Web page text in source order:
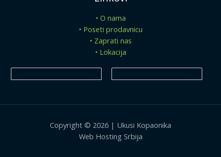
• O nama
• Poseti prodavnicu
• Zaprati nas
• Lokacija
Copyright © 2026 | Ukusi Kopaonika
Web Hosting Srbija